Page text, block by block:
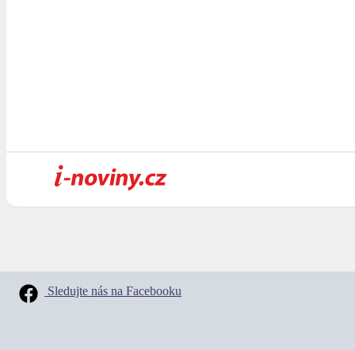
Sledujte nás na Facebooku